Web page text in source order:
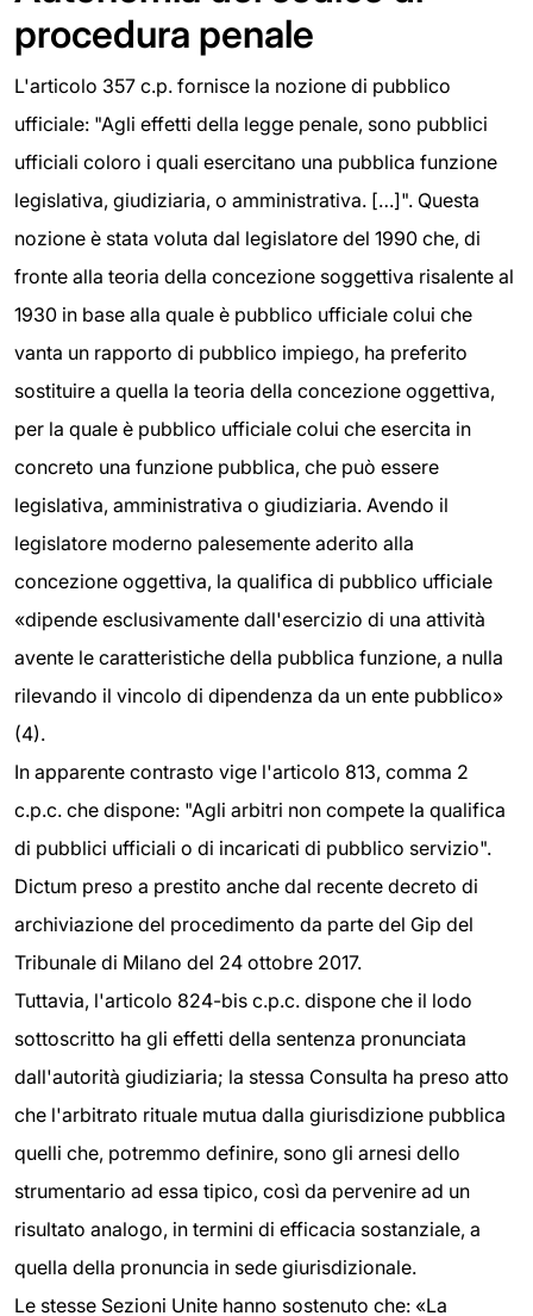
procedura penale
L'articolo 357 c.p. fornisce la nozione di pubblico
ufficiale: "Agli effetti della legge penale, sono pubblici
ufficiali coloro i quali esercitano una pubblica funzione
legislativa, giudiziaria, o amministrativa. […]". Questa
nozione è stata voluta dal legislatore del 1990 che, di
fronte alla teoria della concezione soggettiva risalente al
1930 in base alla quale è pubblico ufficiale colui che
vanta un rapporto di pubblico impiego, ha preferito
sostituire a quella la teoria della concezione oggettiva,
per la quale è pubblico ufficiale colui che esercita in
concreto una funzione pubblica, che può essere
legislativa, amministrativa o giudiziaria. Avendo il
legislatore moderno palesemente aderito alla
concezione oggettiva, la qualifica di pubblico ufficiale
«dipende esclusivamente dall'esercizio di una attività
avente le caratteristiche della pubblica funzione, a nulla
rilevando il vincolo di dipendenza da un ente pubblico»
(4).
In apparente contrasto vige l'articolo 813, comma 2
c.p.c. che dispone: "Agli arbitri non compete la qualifica
di pubblici ufficiali o di incaricati di pubblico servizio".
Dictum preso a prestito anche dal recente decreto di
archiviazione del procedimento da parte del Gip del
Tribunale di Milano del 24 ottobre 2017.
Tuttavia, l'articolo 824-bis c.p.c. dispone che il lodo
sottoscritto ha gli effetti della sentenza pronunciata
dall'autorità giudiziaria; la stessa Consulta ha preso atto
che l'arbitrato rituale mutua dalla giurisdizione pubblica
quelli che, potremmo definire, sono gli arnesi dello
strumentario ad essa tipico, così da pervenire ad un
risultato analogo, in termini di efficacia sostanziale, a
quella della pronuncia in sede giurisdizionale.
Le stesse Sezioni Unite hanno sostenuto che: «La